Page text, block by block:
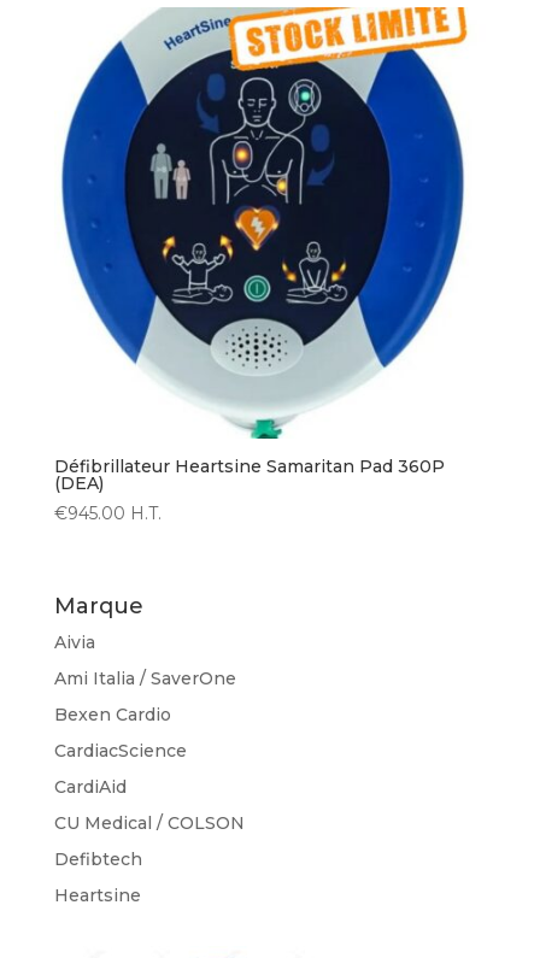
Défibrillateur Heartsine Samaritan Pad 360P
(DEA)
€945.00 H.T.
Marque
Aivia
Ami Italia / SaverOne
Bexen Cardio
CardiacScience
CardiAid
CU Medical / COLSON
Defibtech
Heartsine